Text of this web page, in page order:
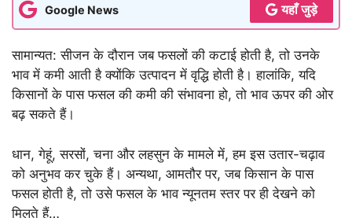
Google News यहाँ जुड़े
सामान्यत: सीजन के दौरान जब फसलों की कटाई होती है, तो उनके
भाव में कमी आती है क्योंकि उत्पादन में वृद्धि होती है। हालांकि, यदि
किसानों के पास फसल की कमी की संभावना हो, तो भाव ऊपर की ओर
बढ़ सकते हैं।
धान, गेहूं, सरसों, चना और लहसुन के मामले में, हम इस उतार-चढ़ाव
को अनुभव कर चुके हैं। अन्यथा, आमतौर पर, जब किसान के पास
फसल होती है, तो उसे फसल के भाव न्यूनतम स्तर पर ही देखने को
मिलते हैं…